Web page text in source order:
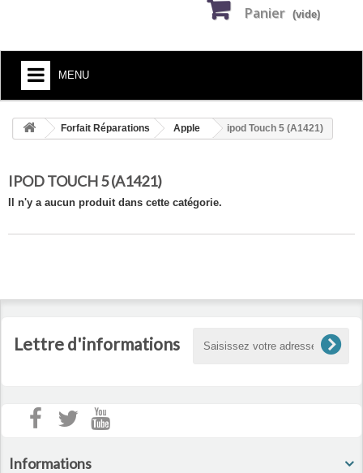
Panier (vide)
MENU
HOME
SMARTPHONE ET TABLETTE
DÉPANNAGE INFORMATIQUE À DOMICILE
Forfait Réparations Apple ipod Touch 5 (A1421)
IPOD TOUCH 5 (A1421)
Il n'y a aucun produit dans cette catégorie.
Lettre d'informations
Informations